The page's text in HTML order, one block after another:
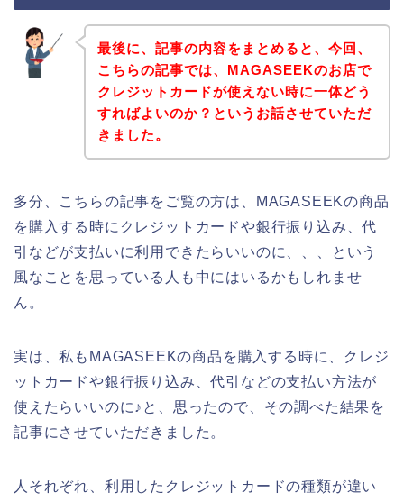
最後に、記事の内容をまとめると、今回、
こちらの記事では、MAGASEEKのお店で
クレジットカードが使えない時に一体どう
すればよいのか？というお話させていただ
きました。
多分、こちらの記事をご覧の方は、MAGASEEKの商品
を購入する時にクレジットカードや銀行振り込み、代
引などが支払いに利用できたらいいのに、、、という
風なことを思っている人も中にはいるかもしれませ
ん。
実は、私もMAGASEEKの商品を購入する時に、クレジ
ットカードや銀行振り込み、代引などの支払い方法が
使えたらいいのに♪と、思ったので、その調べた結果を
記事にさせていただきました。
人それぞれ、利用したクレジットカードの種類が違い